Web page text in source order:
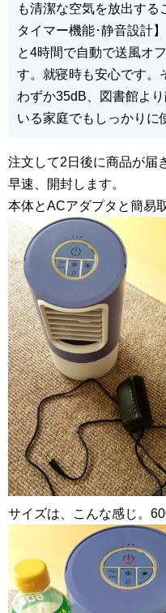
も清潔な空気を放出する
タイマー機能･静音設計
と4時間で自動で送風オ
す。就寝時も安心です。
わずか35dB、図書館よ
いる家庭でもしっかりに
注文して2日後に商品が届
早速、開封します。
本体とACアダプタと簡易
サイズは、こんな感じ。